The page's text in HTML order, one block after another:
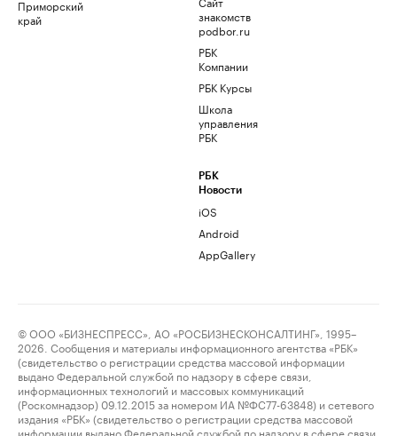
Приморский
край
знакомств
podbor.ru
РБК
Компании
РБК Курсы
Школа
управления
РБК
РБК
Новости
iOS
Android
AppGallery
© ООО «БИЗНЕСПРЕСС», АО «РОСБИЗНЕСКОНСАЛТИНГ», 1995–
2026. Сообщения и материалы информационного агентства «РБК»
(свидетельство о регистрации средства массовой информации
выдано Федеральной службой по надзору в сфере связи,
информационных технологий и массовых коммуникаций
(Роскомнадзор) 09.12.2015 за номером ИА №ФС77-63848) и сетевого
издания «РБК» (свидетельство о регистрации средства массовой
информации выдано Федеральной службой по надзору в сфере связи,